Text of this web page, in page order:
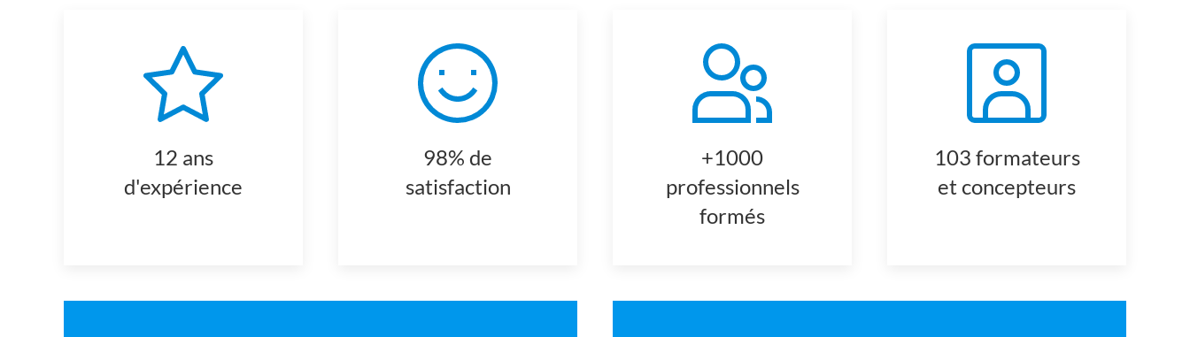
12 ans
d'expérience
98% de
satisfaction
+1000
professionnels
formés
103 formateurs
et concepteurs